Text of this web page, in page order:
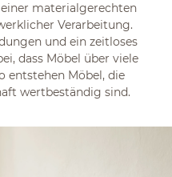
materialgerechten
Verarbeitung.
und ein zeitloses
dass Möbel über viele
entstehen Möbel, die
wertbeständig sind.